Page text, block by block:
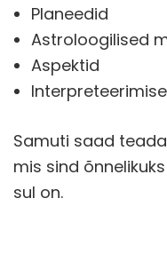
Planeedid
Astroloogilised
Aspektid
Samuti saad
mis sind
sul on.